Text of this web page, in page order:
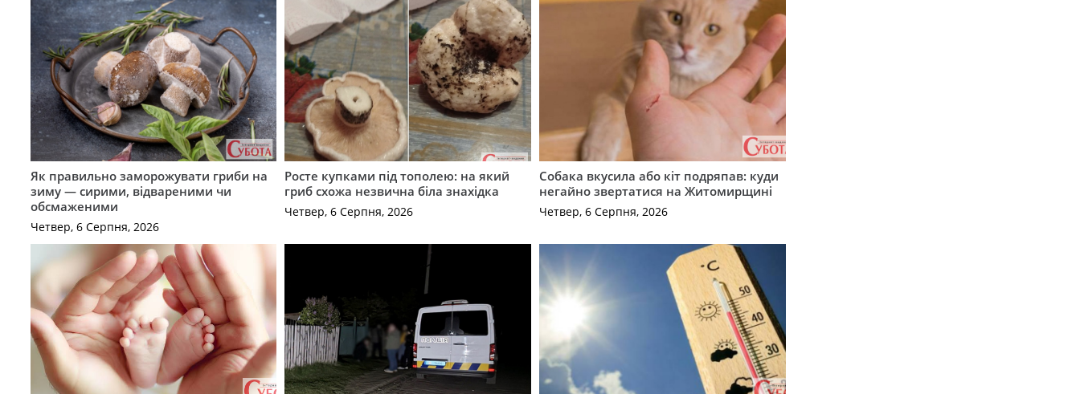
Як правильно заморожувати гриби на
зиму — сирими, відвареними чи
обсмаженими
Четвер, 6 Серпня, 2026
Росте купками під тополею: на який
гриб схожа незвична біла знахідка
Четвер, 6 Серпня, 2026
Собака вкусила або кіт подряпав: куди
негайно звертатися на Житомирщині
Четвер, 6 Серпня, 2026